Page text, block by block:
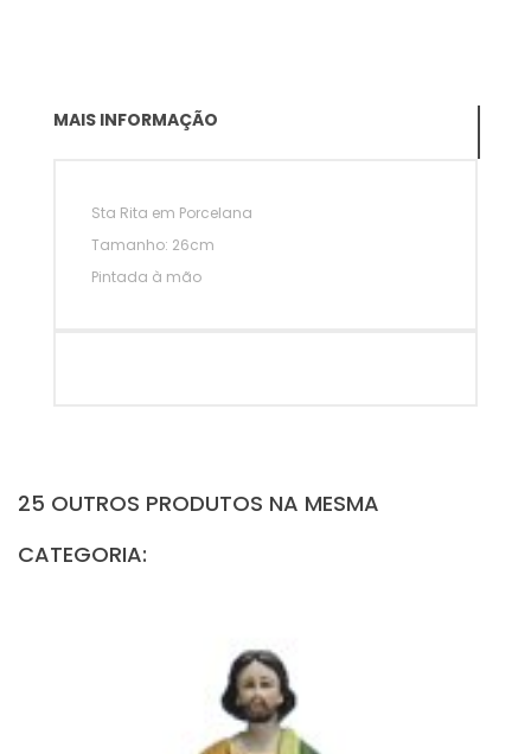
MAIS INFORMAÇÃO
Sta Rita em Porcelana
Tamanho: 26cm
Pintada à mão
25 OUTROS PRODUTOS NA MESMA
CATEGORIA: